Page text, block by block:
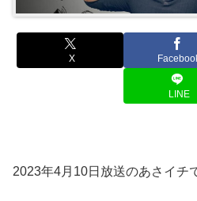
X
LINE
2023年4月10日放送のあさイチ